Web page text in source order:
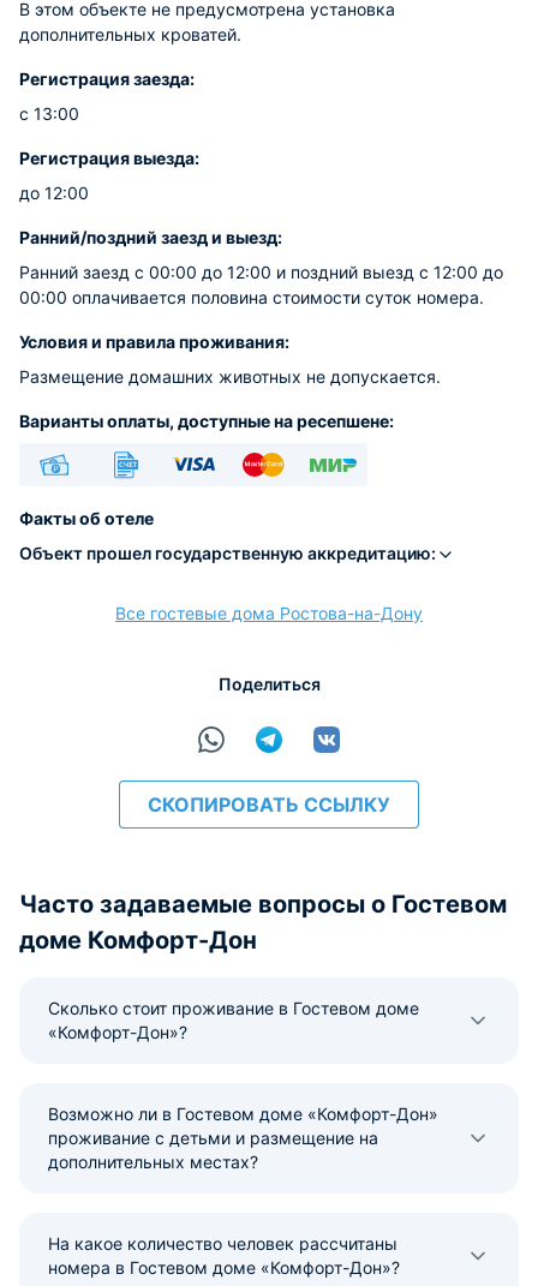
В этом объекте не предусмотрена установка
дополнительных кроватей.
Регистрация заезда:
с 13:00
Регистрация выезда:
до 12:00
Ранний/поздний заезд и выезд:
Ранний заезд с 00:00 до 12:00 и поздний выезд с 12:00 до
00:00 оплачивается половина стоимости суток номера.
Условия и правила проживания:
Размещение домашних животных не допускается.
Варианты оплаты, доступные на ресепшене:
расчёт
Факты об отеле
Объект прошел государственную аккредитацию:
Все гостевые дома Ростова-на-Дону
Поделиться
СКОПИРОВАТЬ ССЫЛКУ
Часто задаваемые вопросы о Гостевом
доме Комфорт-Дон
Сколько стоит проживание в Гостевом доме
«Комфорт-Дон»?
Возможно ли в Гостевом доме «Комфорт-Дон»
проживание с детьми и размещение на
дополнительных местах?
На какое количество человек рассчитаны
номера в Гостевом доме «Комфорт-Дон»?